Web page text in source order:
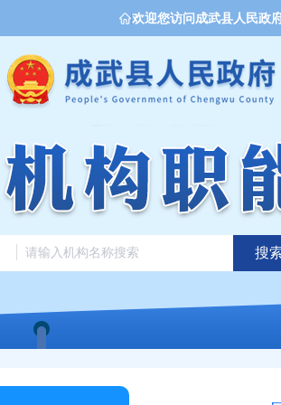
欢迎您访问成武县人民政
搜